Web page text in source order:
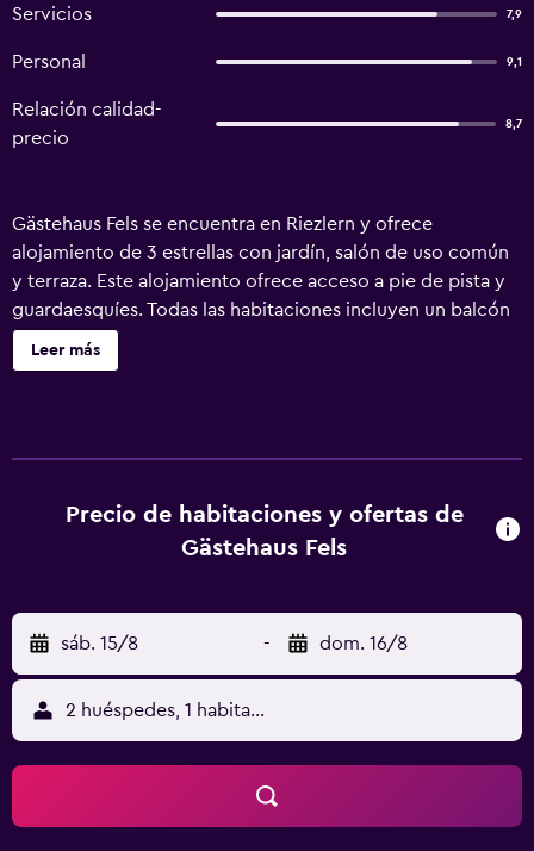
Servicios 7,9
Personal 9,1
Relación calidad-
precio
8,7
Gästehaus Fels se encuentra en Riezlern y ofrece
alojamiento de 3 estrellas con jardín, salón de uso común
y terraza. Este alojamiento ofrece acceso a pie de pista y
guardaesquíes. Todas las habitaciones incluyen un balcón
con vistas a la montaña y wifi gratis. En el hotel, cada
habitación está equipada con zona de estar, TV de pantalla
habitaciones tienen ropa de cama y toallas. En Gästehaus
Fels se puede disfrutar de un desayuno continental. La
Leer más
Precio de habitaciones y ofertas de
Gästehaus Fels
sáb. 15/8 - dom. 16/8
2 huéspedes, 1 habitación